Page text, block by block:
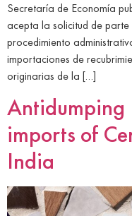
Secretaría de Economía
acepta la solicitud de
procedimiento
importaciones de
originarias de la […]
Antidumping
imports of
India